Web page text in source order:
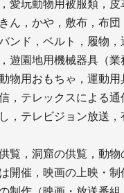
玩動物用被服類，
，かや，敷布，布
ド，ベルト，履物，
園地用機械器具（業
物用おもちゃ，運動
テレックスによる通
，テレビジョン放送
，洞窟の供覧，動物
開催，映画の上映・